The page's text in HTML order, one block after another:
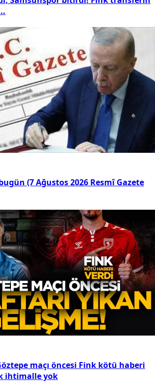
(7 Ağustos 2026 Resmî Gazete
maçı öncesi Fink kötü haberi
ihtimalle yok